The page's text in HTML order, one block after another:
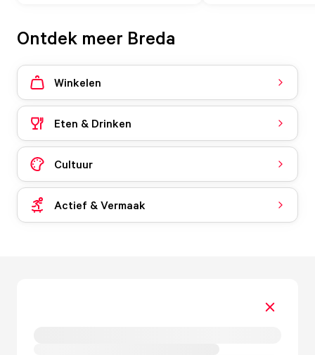
Ontdek meer Breda
Winkelen
Eten & Drinken
Cultuur
Actief & Vermaak